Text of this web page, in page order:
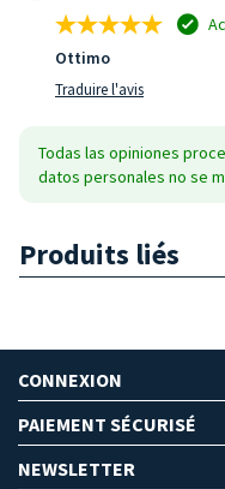
Ottimo
Traduire l'avis
Todas las opiniones
datos personales no se
Produits liés
CONNEXION
PAIEMENT SÉCURISÉ
NEWSLETTER